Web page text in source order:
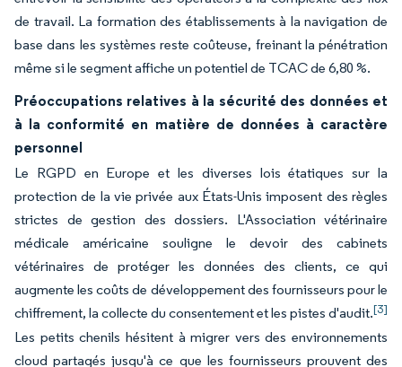
de travail. La formation des établissements à la navigation de
base dans les systèmes reste coûteuse, freinant la pénétration
même si le segment affiche un potentiel de TCAC de 6,80 %.
Préoccupations relatives à la sécurité des données et
à la conformité en matière de données à caractère
personnel
Le RGPD en Europe et les diverses lois étatiques sur la
protection de la vie privée aux États-Unis imposent des règles
strictes de gestion des dossiers. L'Association vétérinaire
médicale américaine souligne le devoir des cabinets
vétérinaires de protéger les données des clients, ce qui
augmente les coûts de développement des fournisseurs pour le
chiffrement, la collecte du consentement et les pistes d'audit.[3]
Les petits chenils hésitent à migrer vers des environnements
cloud partagés jusqu'à ce que les fournisseurs prouvent des